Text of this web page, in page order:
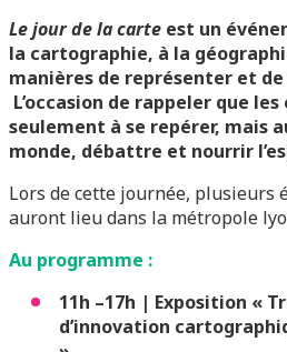
Le jour de la carte est un
la cartographie, à la
manières de représenter et
L’occasion de rappeler que
seulement à se repérer, mais
monde, débattre et nourrir
Lors de cette journée, plusieurs
auront lieu dans la métropole
Au programme :
11h –17h | Exposition «
d’innovation